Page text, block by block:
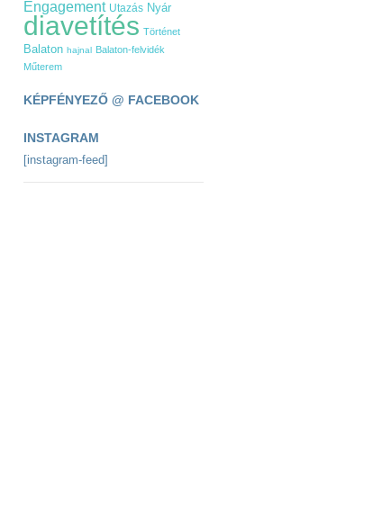
Engagement Utazás Nyár
diavetítés Történet
Balaton hajnal Balaton-felvidék
Műterem
KÉPFÉNYEZŐ @ FACEBOOK
INSTAGRAM
[instagram-feed]